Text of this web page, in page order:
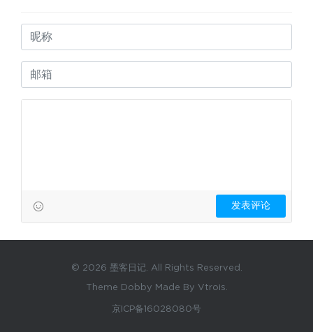
© 2026 墨客日记. All Rights Reserved.
Theme Dobby Made By Vtrois.
京ICP备16028080号